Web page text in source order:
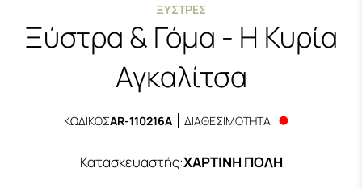
ΞΎΣΤΡΕΣ
Ξύστρα & Γόμα - Η Κυρία
Αγκαλίτσα
ΚΩΔΙΚΟΣAR-110216A ΔΙΑΘΕΣΙΜΟΤΗΤΑ
Κατασκευαστής:ΧΑΡΤΙΝΗ ΠΟΛΗ